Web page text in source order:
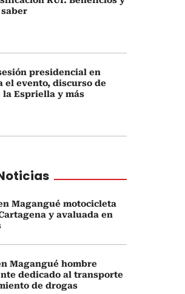
presidencial en
el evento, discurso de
la Espriella y más
Magangué motocicleta
y avaluada en
Magangué hombre
dedicado al transporte
de drogas